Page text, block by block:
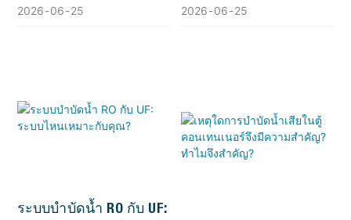
ข้อมูลเกี่ยวกับระบบบำบัดน้ำเสีย
2026 06 25
โครงการต่อไปของคุณอยู่ใช่
ด้านโซลูชันการบำบัดน้ำสำหรับ
อุตสาหกรรม
2026 06 25
ระบบบำบัดน้ำ RO กับ UF: